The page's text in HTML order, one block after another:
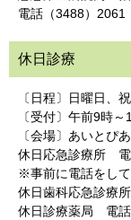
電話（3488）2061
休日診療
〔日程〕日曜日、
〔受付〕午前9時
〔会場〕あいとぴ
休日応急診療所 電
※事前に電話をし
休日歯科応急診療
休日診療薬局 電